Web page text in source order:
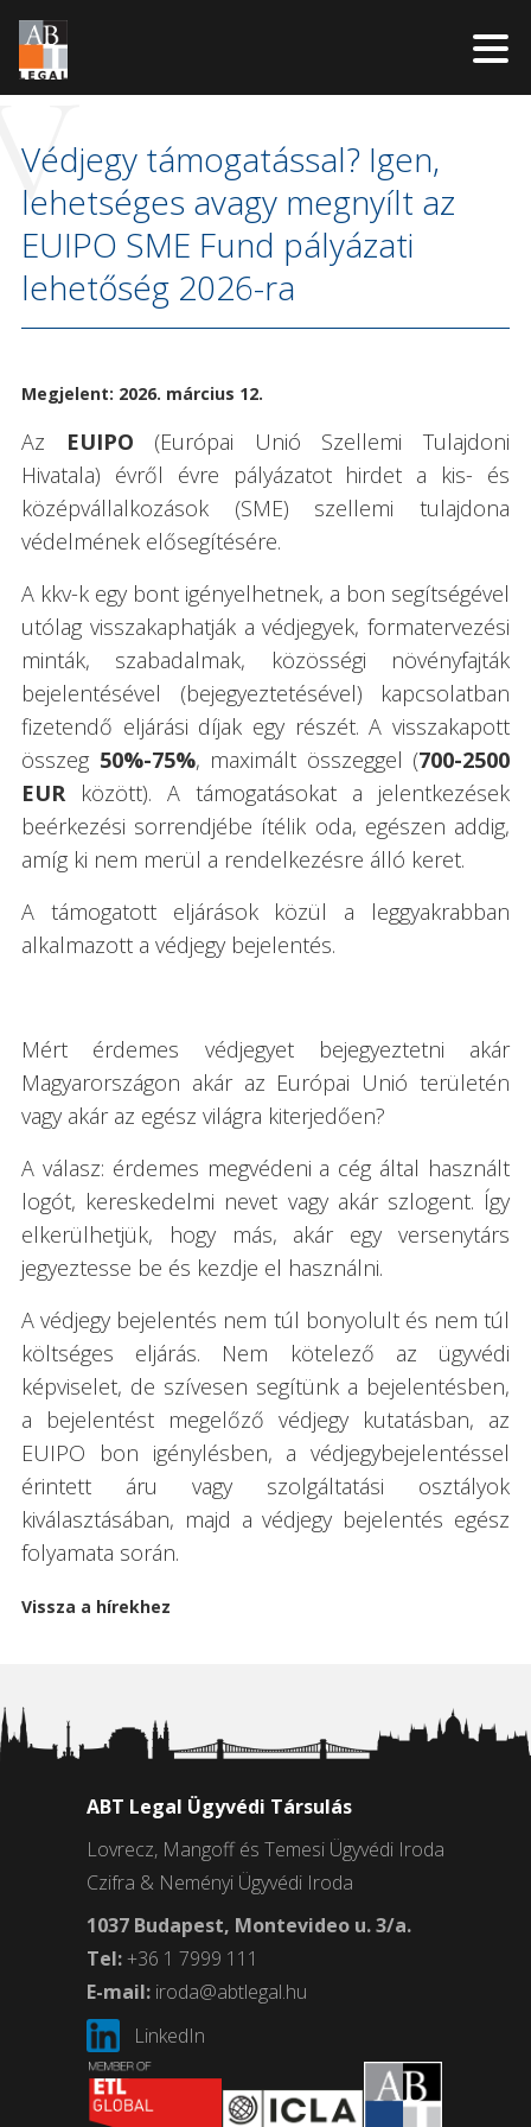
tartalomba
Védjegy támogatással? Igen,
lehetséges avagy megnyílt az
EUIPO SME Fund pályázati
lehetőség 2026-ra
Megjelent: 2026. március 12.
Az EUIPO (Európai Unió Szellemi Tulajdoni
Hivatala) évről évre pályázatot hirdet a kis- és
középvállalkozások (SME) szellemi tulajdona
védelmének elősegítésére.
A kkv-k egy bont igényelhetnek, a bon segítségével
utólag visszakaphatják a védjegyek, formatervezési
minták, szabadalmak, közösségi növényfajták
bejelentésével (bejegyeztetésével) kapcsolatban
fizetendő eljárási díjak egy részét. A visszakapott
összeg 50%-75%, maximált összeggel (700-2500
EURközött). A támogatásokat a jelentkezések
beérkezési sorrendjébe ítélik oda, egészen addig,
amíg ki nem merül a rendelkezésre álló keret.
A támogatott eljárások közül a leggyakrabban
alkalmazott a védjegy bejelentés.
Mért érdemes védjegyet bejegyeztetni akár
Magyarországon akár az Európai Unió területén
vagy akár az egész világra kiterjedően?
A válasz: érdemes megvédeni a cég által használt
logót, kereskedelmi nevet vagy akár szlogent. Így
elkerülhetjük, hogy más, akár egy versenytárs
jegyeztesse be és kezdje el használni.
A védjegy bejelentés nem túl bonyolult és nem túl
költséges eljárás. Nem kötelező az ügyvédi
képviselet, de szívesen segítünk a bejelentésben,
a bejelentést megelőző védjegy kutatásban, az
EUIPO bon igénylésben, a védjegybejelentéssel
érintett áru vagy szolgáltatási osztályok
kiválasztásában, majd a védjegy bejelentés egész
folyamata során.
Vissza a hírekhez
ABT Legal Ügyvédi Társulás
Lovrecz, Mangoff és Temesi Ügyvédi Iroda
Czifra & Neményi Ügyvédi Iroda
1037 Budapest, Montevideo u. 3/a.
Tel:+36 1 7999 111
E-mail: iroda@abtlegal.hu
LinkedIn